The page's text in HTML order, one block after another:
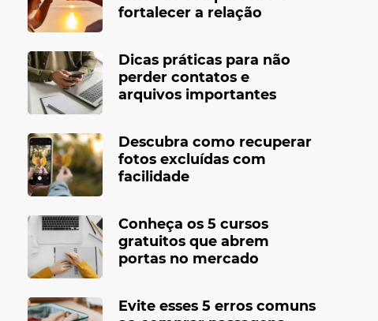
fortalecer a relação
Dicas práticas para não
perder contatos e
arquivos importantes
Descubra como recuperar
fotos excluídas com
facilidade
Conheça os 5 cursos
gratuitos que abrem
portas no mercado
Evite esses 5 erros comuns